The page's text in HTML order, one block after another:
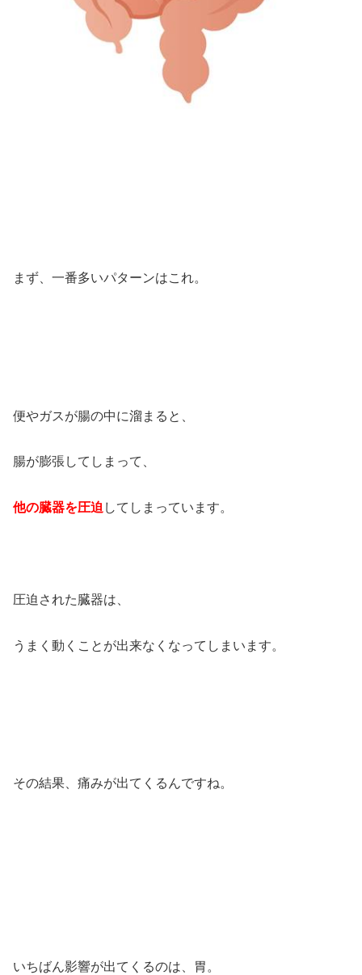
まず、一番多いパターンはこれ。
便やガスが腸の中に溜まると、
腸が膨張してしまって、
他の臓器を圧迫 してしまっています。
圧迫された臓器は、
うまく動くことが出来なくなってしまいます。
その結果、痛みが出てくるんですね。
いちばん影響が出てくるのは、胃。